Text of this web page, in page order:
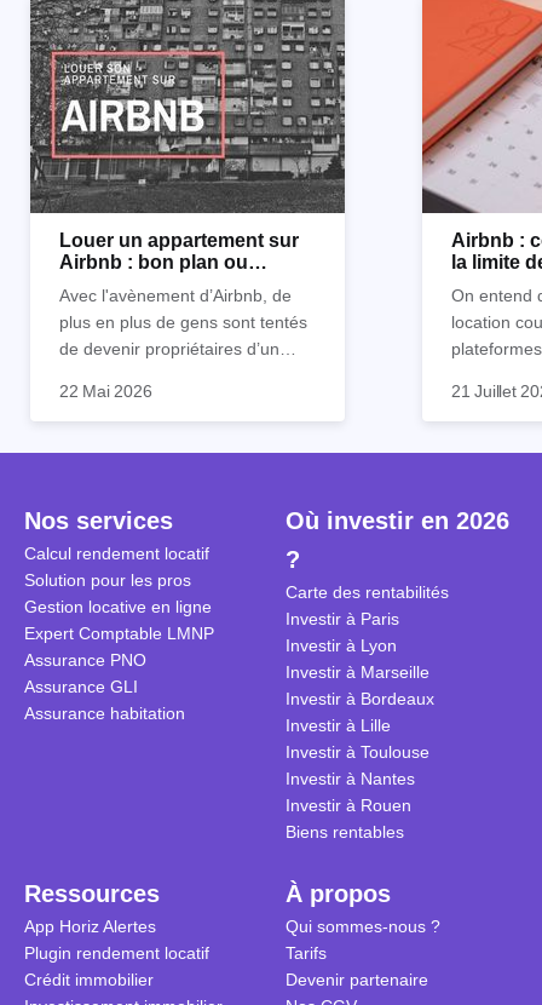
Louer un appartement sur
Airbnb : bon plan ou
Avec l'avènement d’Airbnb, de
plus en plus de gens sont tentés
de devenir propriétaires d’un
suite. On compte environ 25 000
sont des meublés touristiques à
est-ce rentable ? Quels sont les
frais à prévoir ? Les différentes
conditions à remplir ?
22 Mai 2026
Airbnb :
la limite
On entend
location
idées
Je vais
entendu)
encore ne
d’autres
21 Juillet
Nos services
Calcul rendement locatif
Solution pour les pros
Gestion locative en ligne
Expert Comptable LMNP
Assurance PNO
Assurance GLI
Assurance habitation
Où investir en 2026
?
Carte des rentabilités
Investir à Paris
Investir à Lyon
Investir à Marseille
Investir à Bordeaux
Investir à Lille
Investir à Toulouse
Investir à Nantes
Investir à Rouen
Biens rentables
Ressources
App Horiz Alertes
Plugin rendement locatif
Crédit immobilier
À propos
Qui sommes-nous ?
Tarifs
Devenir partenaire